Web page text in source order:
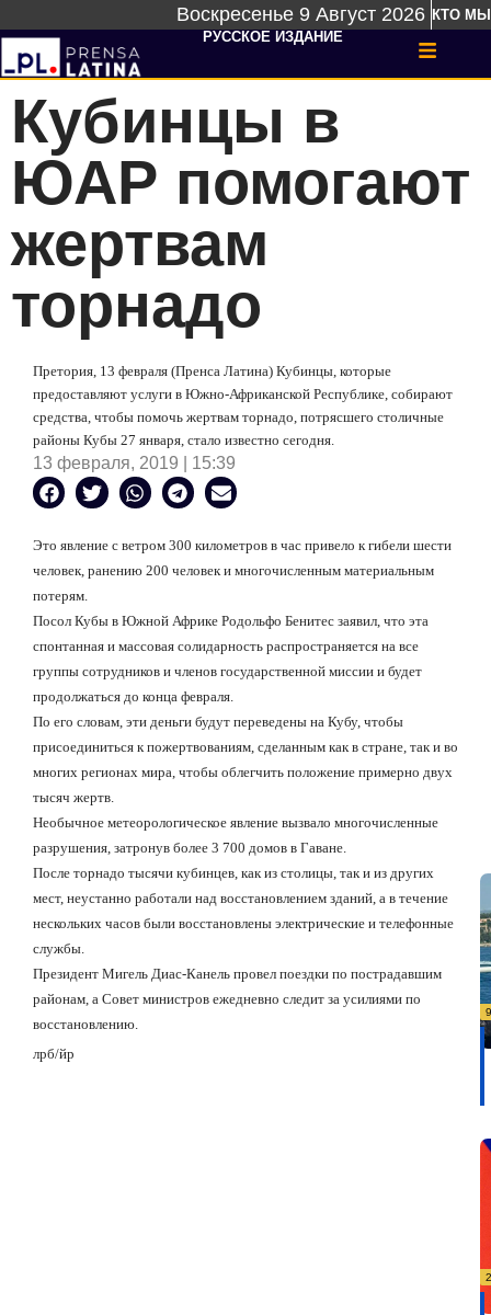
Воскресенье 9 Август 2026 КТО МЫ
РУССКОЕ ИЗДАНИЕ
Кубинцы в
ЮАР помогают
жертвам
торнадо
Претория, 13 февраля (Пренса Латина) Кубинцы, которые
предоставляют услуги в Южно-Африканской Республике, собирают
средства, чтобы помочь жертвам торнадо, потрясшего столичные
районы Кубы 27 января, стало известно сегодня.
13 февраля, 2019 | 15:39
Это явление с ветром 300 километров в час привело к гибели шести
человек, ранению 200 человек и многочисленным материальным
потерям.
Посол Кубы в Южной Африке Родольфо Бенитес заявил, что эта
спонтанная и массовая солидарность распространяется на все
группы сотрудников и членов государственной миссии и будет
продолжаться до конца февраля.
По его словам, эти деньги будут переведены на Кубу, чтобы
присоединиться к пожертвованиям, сделанным как в стране, так и во
многих регионах мира, чтобы облегчить положение примерно двух
тысяч жертв.
Необычное метеорологическое явление вызвало многочисленные
разрушения, затронув более 3 700 домов в Гаване.
После торнадо тысячи кубинцев, как из столицы, так и из других
мест, неустанно работали над восстановлением зданий, а в течение
нескольких часов были восстановлены электрические и телефонные
службы.
Президент Мигель Диас-Канель провел поездки по пострадавшим
районам, а Совет министров ежедневно следит за усилиями по
восстановлению.
лрб/йр